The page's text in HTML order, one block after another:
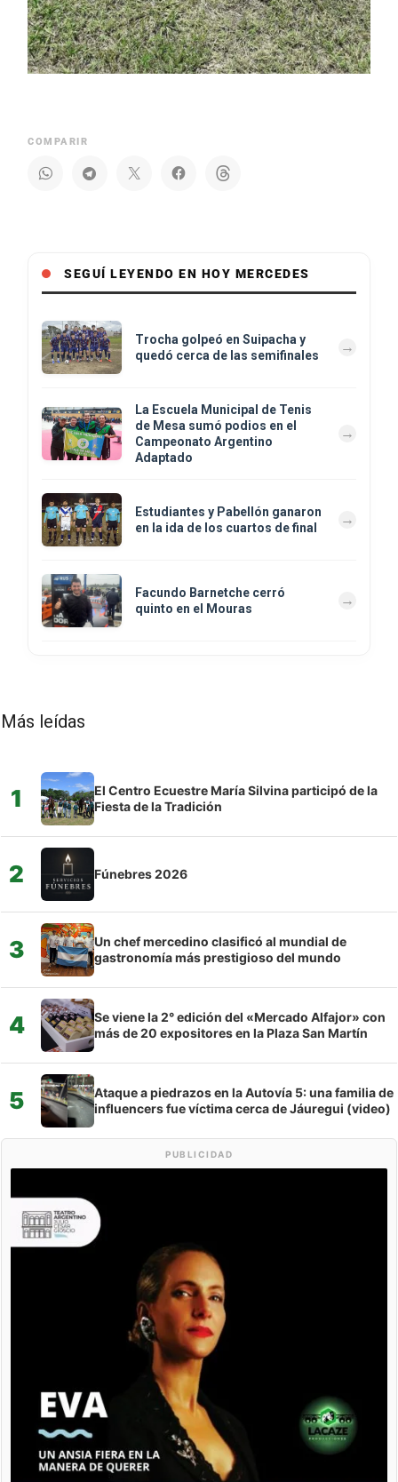
COMPARIR
SEGUÍ LEYENDO EN HOY MERCEDES
Trocha golpeó en Suipacha y
quedó cerca de las semifinales
La Escuela Municipal de Tenis
de Mesa sumó podios en el
Campeonato Argentino
Adaptado
Estudiantes y Pabellón ganaron
en la ida de los cuartos de final
Facundo Barnetche cerró
quinto en el Mouras
Más leídas
1
El Centro Ecuestre María Silvina participó de la
Fiesta de la Tradición
2 Fúnebres 2026
3
Un chef mercedino clasificó al mundial de
gastronomía más prestigioso del mundo
4
Se viene la 2° edición del «Mercado Alfajor» con
más de 20 expositores en la Plaza San Martín
5
Ataque a piedrazos en la Autovía 5: una familia de
influencers fue víctima cerca de Jáuregui (video)
PUBLICIDAD